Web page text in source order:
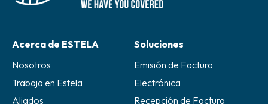
Acerca de ESTELA
Nosotros
Trabaja en Estela
Aliados
Soluciones
Emisión de Factura
Electrónica
Recepción de Factura